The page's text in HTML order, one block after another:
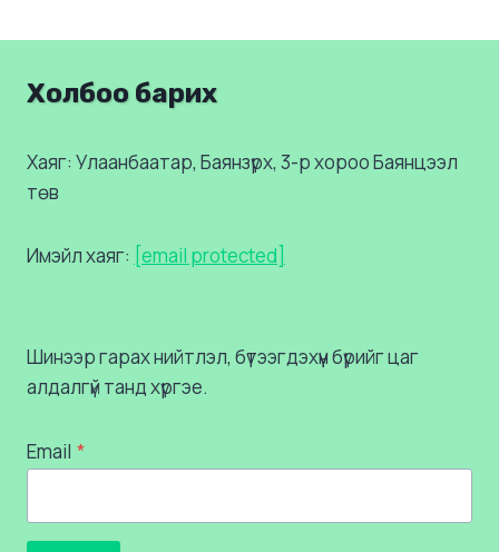
Холбоо барих
Хаяг: Улаанбаатар, Баянзүрх, 3-р хороо Баянцээл
төв
Имэйл хаяг: [email protected]
Шинээр гарах нийтлэл, бүтээгдэхүүн бүрийг цаг
алдалгүй танд хүргэе.
Email *